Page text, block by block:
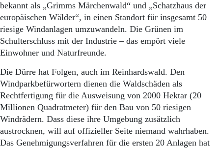
bekannt als „Grimms Märchenwald“ und „Schatzhaus der
europäischen Wälder“, in einen Standort für insgesamt 50
riesige Windanlagen umzuwandeln. Die Grünen im
Schulterschluss mit der Industrie – das empört viele
Einwohner und Naturfreunde.
Die Dürre hat Folgen, auch im Reinhardswald. Den
Windparkbefürwortern dienen die Waldschäden als
Rechtfertigung für die Ausweisung von 2000 Hektar (20
Millionen Quadratmeter) für den Bau von 50 riesigen
Windrädern. Dass diese ihre Umgebung zusätzlich
austrocknen, will auf offizieller Seite niemand wahrhaben.
Das Genehmigungsverfahren für die ersten 20 Anlagen hat